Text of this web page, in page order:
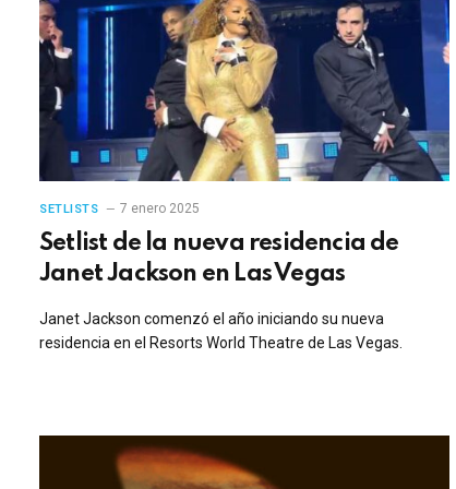
SETLISTS 7 enero 2025
Setlist de la nueva residencia de
Janet Jackson en Las Vegas
Janet Jackson comenzó el año iniciando su nueva
residencia en el Resorts World Theatre de Las Vegas.